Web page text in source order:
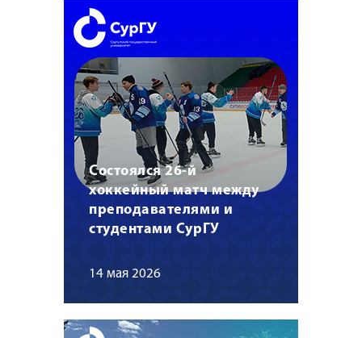
Состоялся 26-й
хоккейный матч между
преподавателями и
студентами СурГУ
14 мая 2026